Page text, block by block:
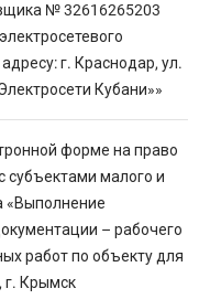
№ 32616265203
г. Краснодар, ул.
Кубани»»
форме на право
субъектами малого и
«Выполнение
– рабочего
работ по объекту для
г. Крымск